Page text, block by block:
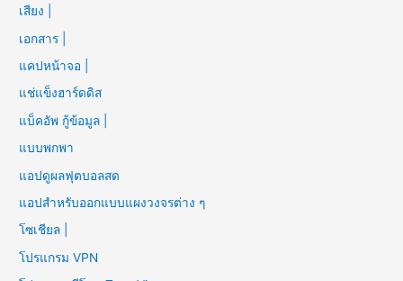
เสียง |
เอกสาร |
แคปหน้าจอ |
แช่แข็งฮาร์ดดิส
แบ็คอัพ กู้ข้อมูล |
แบบพกพา
แอปดูผลฟุตบอลสด
แอปสำหรับออกแบบแผงวงจรต่าง ๆ
โซเชียล |
โปรแกรม VPN